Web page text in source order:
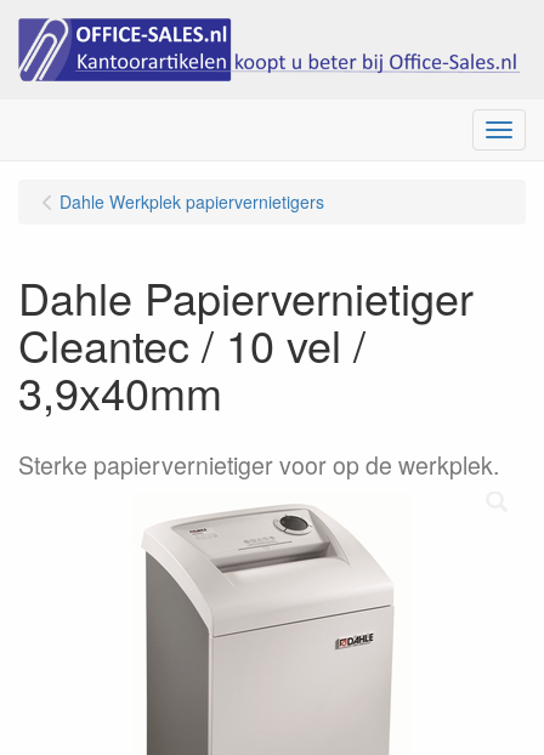
Menu
Dahle Werkplek papiervernietigers
Dahle Papiervernietiger
Cleantec / 10 vel /
3,9x40mm
Sterke papiervernietiger voor op de werkplek.